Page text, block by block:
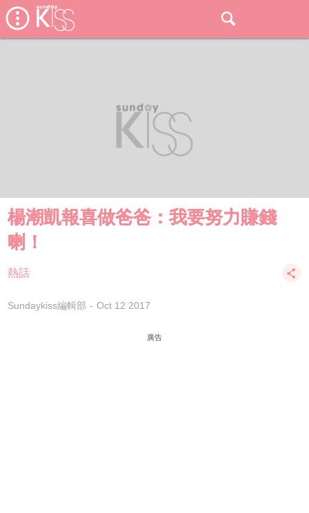
楊潮凱報喜做爸爸：我要努力賺錢
喇！
熱話
Sundaykiss編輯部 Oct 12 2017
廣告